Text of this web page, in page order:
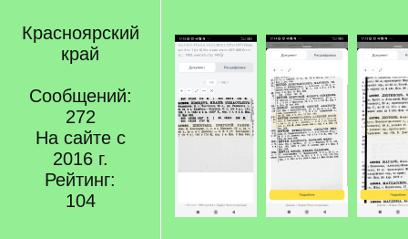
Красноярский
край
Сообщений:
272
На сайте с
2016 г.
Рейтинг:
104